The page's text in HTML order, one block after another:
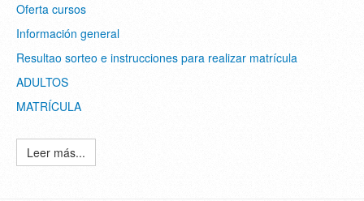
Oferta cursos
Información general
Resultao sorteo e instrucciones para realizar matrícula
ADULTOS
MATRÍCULA
Leer más...